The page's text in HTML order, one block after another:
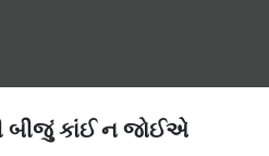
બીજું કાંઈ ન જોઈએ